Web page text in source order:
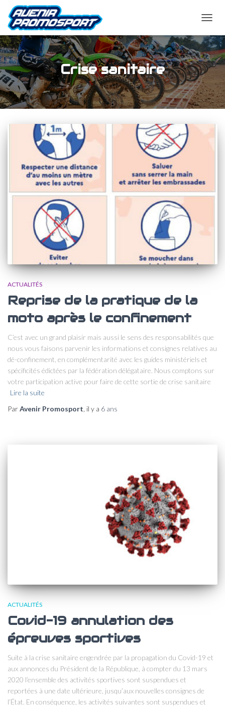
LA
Crise sanitaire
ACTUALITÉS
Reprise de la pratique de la
moto après le confinement
C’est avec un grand plaisir mais aussi le sens des responsabilités que
nous vous faisons parvenir les informations et consignes relatives au
dé-confinement, en complémentarité avec les guides ministériels et
spécificités édictées par la fédération délégataire. Nous comptons sur
votre participation active pour faire de cette sortie de crise sanitaire
Lire la suite
ParAvenir Promosport , il y a 6 ans
ACTUALITÉS
Covid-19 annulation des
épreuves sportives
Suite à la crise sanitaire engendrée par la propagation du Covid-19 et
aux annonces du Président de la République, à compter du 13 mars
2020 l’ensemble des activités sportives sont suspendues et
reportées à une date ultérieure, jusqu’aux nouvelles consignes de
l’État. En conséquence, les activités suivantes sont suspendues et